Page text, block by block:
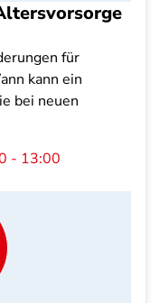
für
kann ein
bei neuen
- 13:00